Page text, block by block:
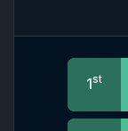
1st